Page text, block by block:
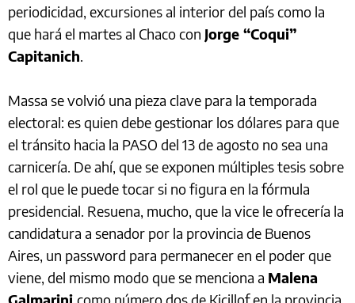
periodicidad, excursiones al interior del país como la
que hará el martes al Chaco con Jorge “Coqui”
Capitanich.
Massa se volvió una pieza clave para la temporada
electoral: es quien debe gestionar los dólares para que
el tránsito hacia la PASO del 13 de agosto no sea una
carnicería. De ahí, que se exponen múltiples tesis sobre
el rol que le puede tocar si no figura en la fórmula
presidencial. Resuena, mucho, que la vice le ofrecería la
candidatura a senador por la provincia de Buenos
Aires, un password para permanecer en el poder que
viene, del mismo modo que se menciona a Malena
Galmarini como número dos de Kicillof en la provincia.